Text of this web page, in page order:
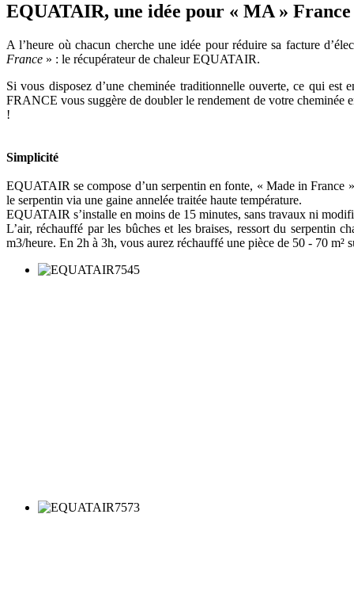
EQUATAIR, une idée pour « MA » France
A l’heure où chacun cherche une idée pour réduire sa facture
France » : le récupérateur de chaleur EQUATAIR.
Si vous disposez d’une cheminée traditionnelle ouverte, ce qui
FRANCE vous suggère de doubler le rendement de votre cheminée
!
Simplicité
EQUATAIR se compose d’un serpentin en fonte, « Made in France
le serpentin via une gaine annelée traitée haute température.
EQUATAIR s’installe en moins de 15 minutes, sans travaux ni
L’air, réchauffé par les bûches et les braises, ressort du
m3/heure. En 2h à 3h, vous aurez réchauffé une pièce de 50 - 70